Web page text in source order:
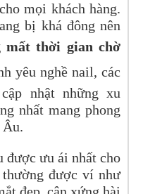
mọi khách hàng.
bị khá đông nên
mất thời gian chờ
yêu nghề nail, các
nhật những xu
nhất mang phong
Âu.
được ưu ái nhất cho
được ví như